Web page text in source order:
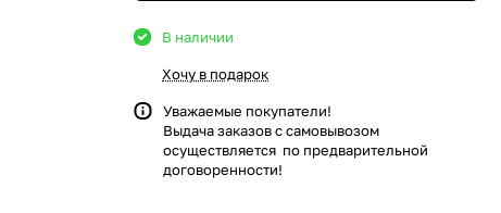
В наличии
Хочу в подарок
Уважаемые покупатели!
Выдача заказов с самовывозом
осуществляется по предварительной
договоренности!